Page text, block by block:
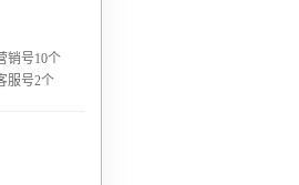
销号10个
服号2个